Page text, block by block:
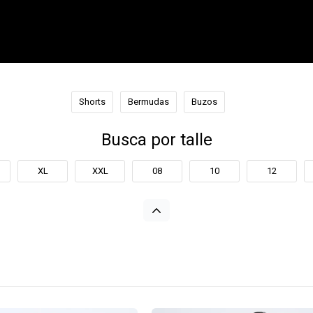
Shorts Bermudas Buzos
Busca por talle
XL XXL 08 10 12